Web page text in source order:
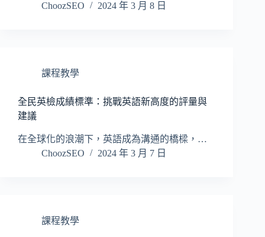
ChoozSEO
2024 年 3 月 8 日
課程教學
全民英檢成績標準：挑戰英語新高度的評量與
建議
在全球化的浪潮下，英語成為溝通的橋樑，…
ChoozSEO
2024 年 3 月 7 日
課程教學